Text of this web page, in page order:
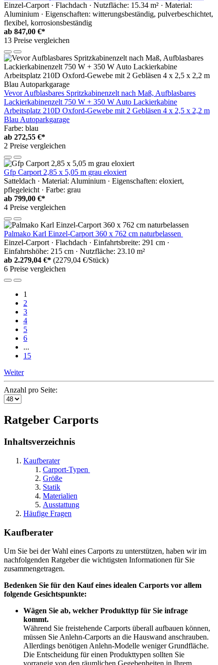
Einzel-Carport · Flachdach · Nutzfläche: 15.34 m² · Material:
Aluminium · Eigenschaften: witterungsbeständig, pulverbeschichtet,
flexibel, korrosionsbeständig
ab 847,00 €*
13 Preise vergleichen
Vevor Aufblasbares Spritzkabinenzelt nach Maß, Aufblasbares
Lackierkabinenzelt 750 W + 350 W Auto Lackierkabine
Arbeitsplatz 210D Oxford-Gewebe mit 2 Gebläsen 4 x 2,5 x 2,2 m
Blau Autoparkgarage
Farbe: blau
ab 272,55 €*
2 Preise vergleichen
Gfp Carport 2,85 x 5,05 m grau eloxiert
Satteldach · Material: Aluminium · Eigenschaften: eloxiert,
pflegeleicht · Farbe: grau
ab 799,00 €*
4 Preise vergleichen
Palmako Karl Einzel-Carport 360 x 762 cm naturbelassen
Einzel-Carport · Flachdach · Einfahrtsbreite: 291 cm ·
Einfahrtshöhe: 215 cm · Nutzfläche: 23.10 m²
ab 2.279,04 €* (2279,04 €/Stück)
6 Preise vergleichen
1
2
3
4
5
6
...
15
Weiter
Anzahl pro Seite:
Ratgeber Carports
Inhaltsverzeichnis
Kaufberater
Carport-Typen
Größe
Statik
Materialien
Ausstattung
Häufige Fragen
Kaufberater
Um Sie bei der Wahl eines Carports zu unterstützen, haben wir im
nachfolgenden Ratgeber die wichtigsten Informationen für Sie
zusammengetragen.
Bedenken Sie für den Kauf eines idealen Carports vor allem
folgende Gesichtspunkte:
Wägen Sie ab, welcher Produkttyp für Sie infrage
kommt.
Während Sie freistehende Carports überall aufbauen können,
müssen Sie Anlehn-Carports an die Hauswand anschrauben.
Allerdings benötigen Anlehn-Modelle weniger Grundfläche.
Die Entscheidung für einen Produkttypen sollten Sie